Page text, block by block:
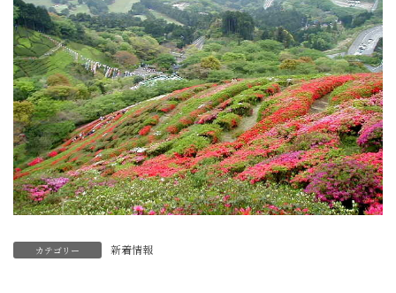
カテゴリー 新着情報